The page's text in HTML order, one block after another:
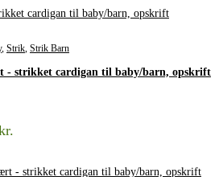
, Strik Strik Barn
- strikket cardigan til baby/barn, opskrift